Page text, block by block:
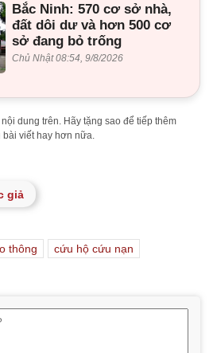
Bắc Ninh: 570 cơ sở nhà,
đất dôi dư và hơn 500 cơ
sở đang bỏ trống
Chủ Nhật 08:54, 9/8/2026
dung trên. Hãy tặng sao để tiếp thêm
viết hay hơn nữa.
giả
thông cứu hộ cứu nạn